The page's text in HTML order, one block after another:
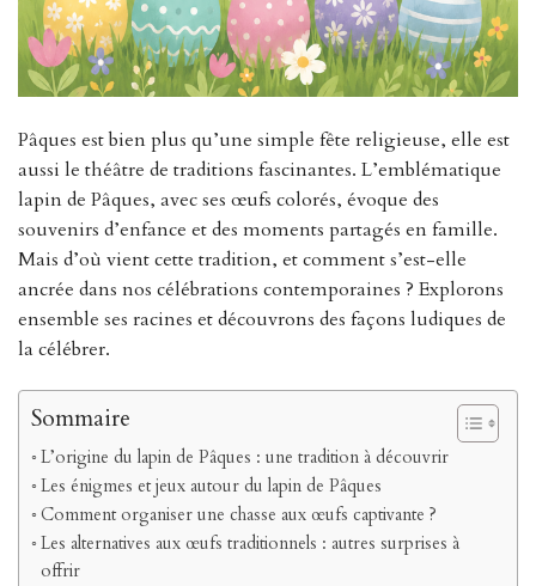
Pâques est bien plus qu’une simple fête religieuse, elle est
aussi le théâtre de traditions fascinantes. L’emblématique
lapin de Pâques, avec ses œufs colorés, évoque des
souvenirs d’enfance et des moments partagés en famille.
Mais d’où vient cette tradition, et comment s’est-elle
ancrée dans nos célébrations contemporaines ? Explorons
ensemble ses racines et découvrons des façons ludiques de
la célébrer.
Sommaire
L’origine du lapin de Pâques : une tradition à découvrir
Les énigmes et jeux autour du lapin de Pâques
Comment organiser une chasse aux œufs captivante ?
Les alternatives aux œufs traditionnels : autres surprises à
offrir